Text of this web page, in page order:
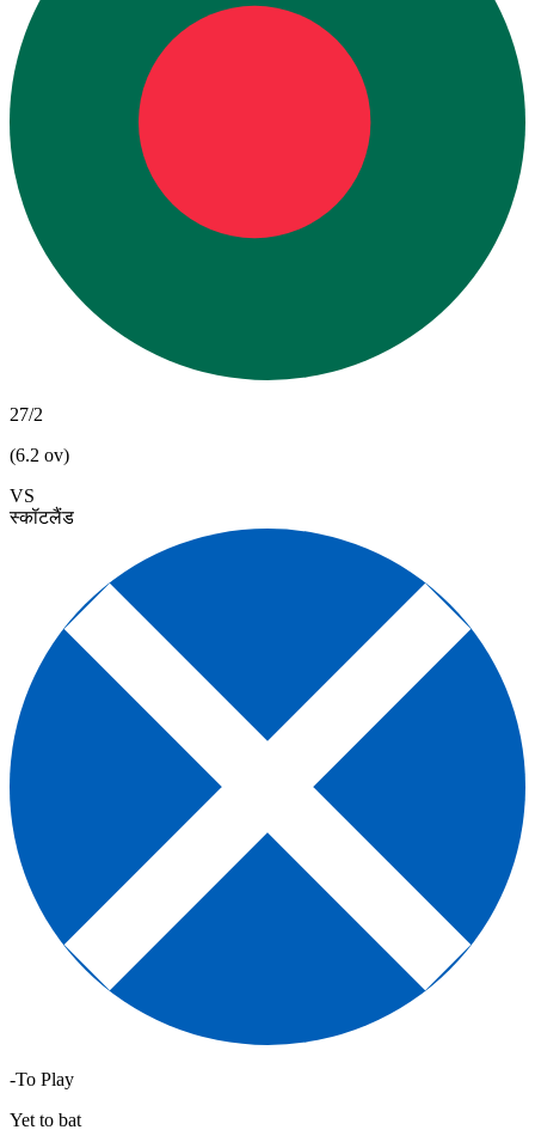
27/2
(6.2 ov)
VS
स्कॉटलैंड
-To Play
Yet to bat